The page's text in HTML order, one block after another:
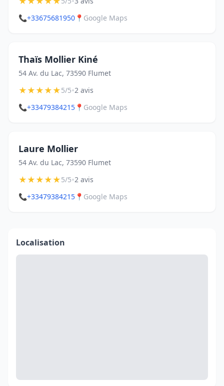
📞+33675681950 📍 Google Maps
Thaïs Mollier Kiné
54 Av. du Lac, 73590 Flumet
★★★★★5/5•2 avis
📞+33479384215 📍 Google Maps
Laure Mollier
54 Av. du Lac, 73590 Flumet
★★★★★5/5•2 avis
📞+33479384215 📍 Google Maps
Localisation